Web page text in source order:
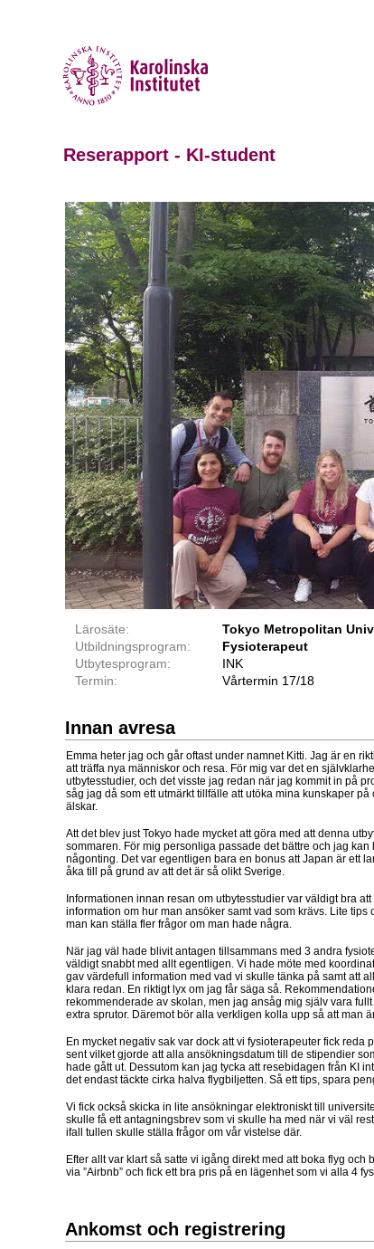
Reserapport - KI-student
Lärosäte:
Tokyo Metropolitan
Utbildningsprogram:
Fysioterapeut
Utbytesprogram:
INK
Termin:
Vårtermin 17/18
Innan avresa
Emma heter jag och går oftast under namnet Kitti. Jag är en
att träffa nya människor och resa. För mig var det en
utbytesstudier, och det visste jag redan när jag kommit in på
såg jag då som ett utmärkt tillfälle att utöka mina kunskaper
älskar.
Att det blev just Tokyo hade mycket att göra med att denna
sommaren. För mig personliga passade det bättre och jag kan
någonting. Det var egentligen bara en bonus att Japan är ett
åka till på grund av att det är så olikt Sverige.
Informationen innan resan om utbytesstudier var väldigt bra
information om hur man ansöker samt vad som krävs. Lite tips
man kan ställa fler frågor om man hade några.
När jag väl hade blivit antagen tillsammans med 3 andra
väldigt snabbt med allt egentligen. Vi hade möte med
gav värdefull information med vad vi skulle tänka på samt att
klara redan. En riktigt lyx om jag får säga så.
rekommenderade av skolan, men jag ansåg mig själv vara
extra sprutor. Däremot bör alla verkligen kolla upp så att man
En mycket negativ sak var dock att vi fysioterapeuter fick reda
sent vilket gjorde att alla ansökningsdatum till de stipendier
hade gått ut. Dessutom kan jag tycka att resebidagen från KI
det endast täckte cirka halva flygbiljetten. Så ett tips, spara
Vi fick också skicka in lite ansökningar elektroniskt till
skulle få ett antagningsbrev som vi skulle ha med när vi väl
ifall tullen skulle ställa frågor om vår vistelse där.
Efter allt var klart så satte vi igång direkt med att boka flyg och
via ”Airbnb” och fick ett bra pris på en lägenhet som vi alla 4
Ankomst och registrering